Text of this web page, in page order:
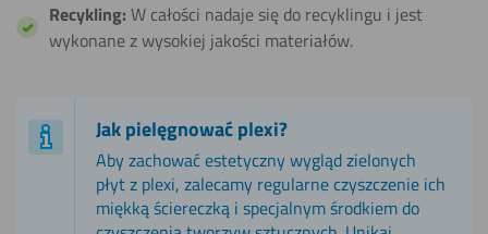
Recykling: W całości nadaje się do recyklingu i jest
wykonane z wysokiej jakości materiałów.
Jak pielęgnować plexi?
Aby zachować estetyczny wygląd zielonych
płyt z plexi, zalecamy regularne czyszczenie ich
miękką ściereczką i specjalnym środkiem do